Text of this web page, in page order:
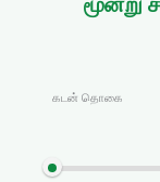
கடன் தொகை